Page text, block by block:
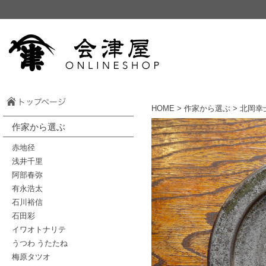
作家から選ぶ
赤地径
浅井千里
阿部春弥
有永浩太
石川裕信
石田彩
イワオトナリテ
うつわ うたたね
梅原タツオ
HOME > 作家から選ぶ > 北岡幸